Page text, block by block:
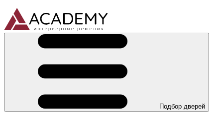
Подбор дверей